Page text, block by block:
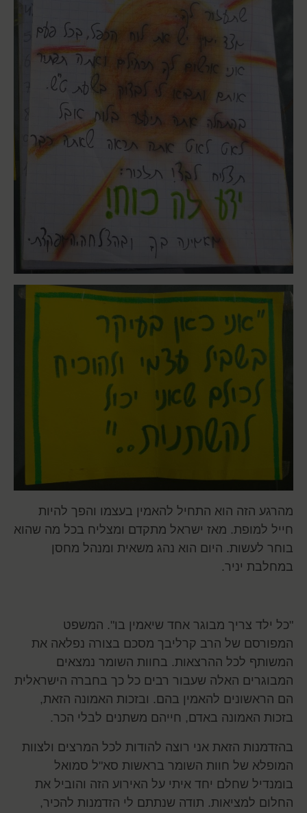
מהרגע הזה הוא התחיל להאמין בעצמו והפך להיות
חייל למופת. מאז ישראל מתקדם ומצליח בכל מה שהוא
בוחר לעשות. היום הוא נהג משאית ומנהל מחסן
במחלבת יניר.
"כל ילד צריך מבוגר אחד שיאמין בו". המשפט
המפורסם של הרב קרליבך מסכם בצורה נפלאה את
המשותף לכל ההרצאות. בחוות השומר נמצאים
המבוגרים האלה שעבור רבים כל כך בחברה הישראלית
הם הראשונים להאמין בהם. ובזכות האמונה הזאת,
בזכות האמונה באדם, חייהם משתנים לבלי הכר.
בהזדמנות הזאת אני רוצה להודות לכל המרצים ולצוות
המופלא של חוות השומר בראשות סא"ל סמואל
בומנדיל שחלם יחד איתי על האירוע הזה והוביל את
החלום למציאות. תודה שנתתם לי הזדמנות להכיר,